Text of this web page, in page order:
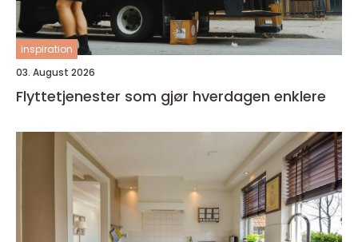
inspiration
03. August 2026
Flyttetjenester som gjør hverdagen enklere